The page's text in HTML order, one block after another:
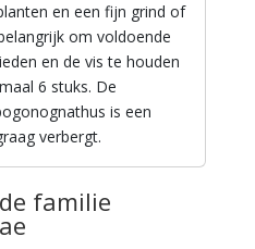
en een fijn grind of
om voldoende
en de vis te houden
6 stuks. De
is een
verbergt.
familie